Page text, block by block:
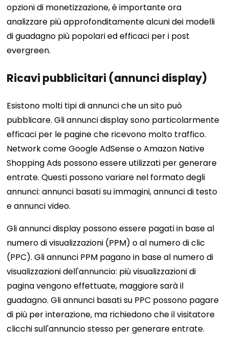
opzioni di monetizzazione, è importante ora
analizzare più approfonditamente alcuni dei modelli
di guadagno più popolari ed efficaci per i post
evergreen.
Ricavi pubblicitari (annunci display)
Esistono molti tipi di annunci che un sito può
pubblicare. Gli annunci display sono particolarmente
efficaci per le pagine che ricevono molto traffico.
Network come Google AdSense o Amazon Native
Shopping Ads possono essere utilizzati per generare
entrate. Questi possono variare nel formato degli
annunci: annunci basati su immagini, annunci di testo
e annunci video.
Gli annunci display possono essere pagati in base al
numero di visualizzazioni (PPM) o al numero di clic
(PPC). Gli annunci PPM pagano in base al numero di
visualizzazioni dell'annuncio: più visualizzazioni di
pagina vengono effettuate, maggiore sarà il
guadagno. Gli annunci basati su PPC possono pagare
di più per interazione, ma richiedono che il visitatore
clicchi sull'annuncio stesso per generare entrate.